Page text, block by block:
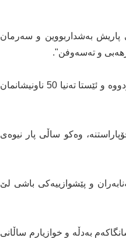
پاریش بەشداربووین و سەرمان
و تەسەوفن".
ئارام مەلا محەممەد، خاوەنى چاپخانە لە سلێمانى ئاماژەی بەوە کرد "داشکاندنمان بۆ نرخ کردووە و ئێستا تەنیا 50 ناونیشانمان
وەکو ساڵى پار نیوەى
و پێشوازییەکى باشی لێ
بەدڵە و خوازیارم ساڵانى